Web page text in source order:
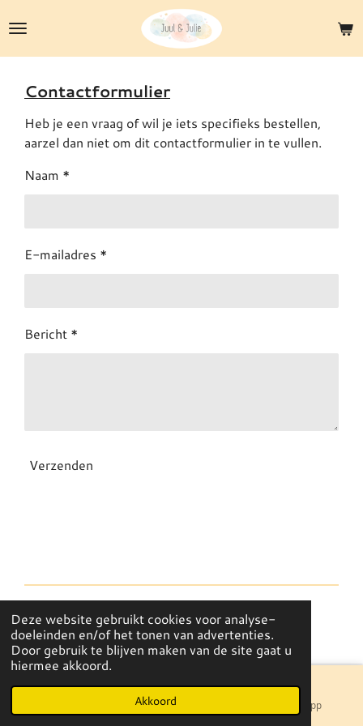
Deze website gebruikt cookies voor analyse-
doeleinden en/of het tonen van advertenties.
Door gebruik te blijven maken van de site gaat u
hiermee akkoord.
Akkoord
direct
naar
hoofdinhoud
Contactformulier
Heb je een vraag of wil je iets specifieks bestellen,
aarzel dan niet om dit contactformulier in te vullen.
Naam *
E-mailadres *
Bericht *
Verzenden
© 2021 - 2026 Juul & Julie
Powered by JouwWeb
Instagram WhatsApp